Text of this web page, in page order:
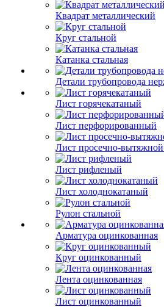
Квадрат металлический
Круг стальной
Катанка стальная
Детали трубопровода
Лист горячекатаный
Лист перфорированный
Лист просечно-
Лист рифленый
Лист холоднокатаный
Рулон стальной
Арматура оцинкованная
Круг оцинкованный
Лента оцинкованная
Лист оцинкованный